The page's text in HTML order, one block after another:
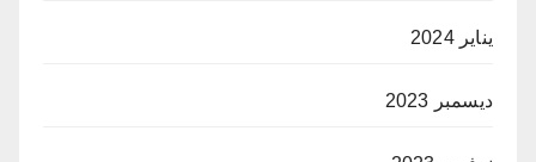
يناير 2024
ديسمبر 2023